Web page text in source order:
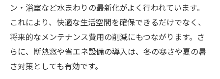
ン・浴室など水まわりの最新化がよく行われています。
これにより、快適な生活空間を確保できるだけでなく、
将来的なメンテナンス費用の削減にもつながります。さ
らに、断熱窓や省エネ設備の導入は、冬の寒さや夏の暑
さ対策としても有効です。